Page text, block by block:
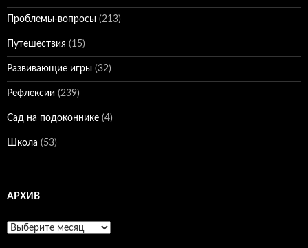
Проблемы-вопросы (213)
Путешествия (15)
Развивающие игры (32)
Рефлексии (239)
Сад на подоконнике (4)
Школа (53)
АРХИВ
Архив